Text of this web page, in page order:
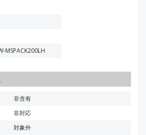
MSPACK200LH
非含有
非対応
対象外